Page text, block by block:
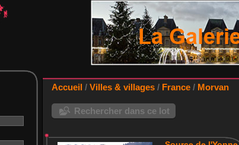
Accueil / Villes & villages / France / Morvan
Rechercher dans ce lot